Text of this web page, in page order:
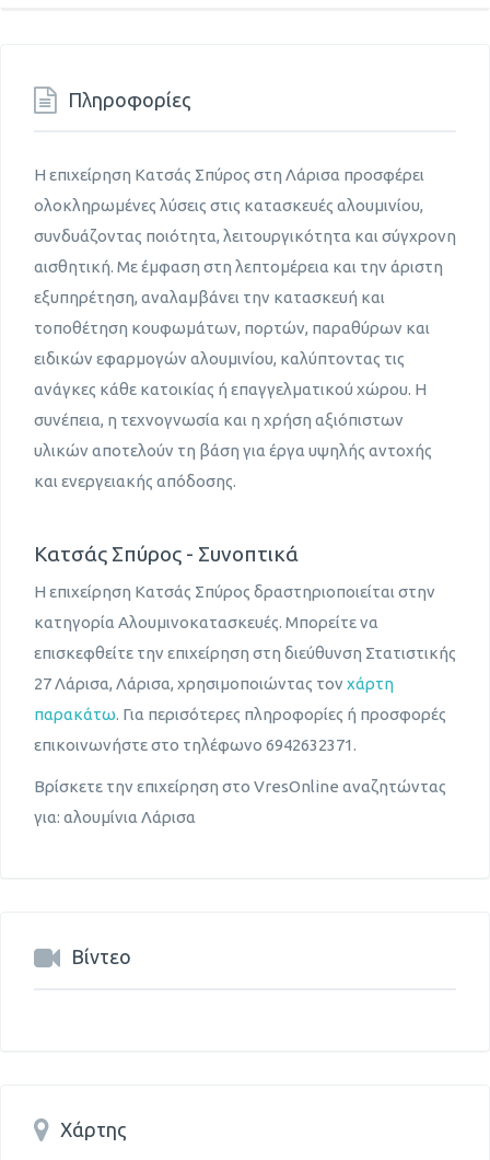
Πληροφορίες
Η επιχείρηση Κατσάς Σπύρος στη Λάρισα προσφέρει
ολοκληρωμένες λύσεις στις κατασκευές αλουμινίου,
συνδυάζοντας ποιότητα, λειτουργικότητα και σύγχρονη
αισθητική. Με έμφαση στη λεπτομέρεια και την άριστη
εξυπηρέτηση, αναλαμβάνει την κατασκευή και
τοποθέτηση κουφωμάτων, πορτών, παραθύρων και
ειδικών εφαρμογών αλουμινίου, καλύπτοντας τις
ανάγκες κάθε κατοικίας ή επαγγελματικού χώρου. Η
συνέπεια, η τεχνογνωσία και η χρήση αξιόπιστων
υλικών αποτελούν τη βάση για έργα υψηλής αντοχής
και ενεργειακής απόδοσης.
Κατσάς Σπύρος - Συνοπτικά
Η επιχείρηση Κατσάς Σπύρος δραστηριοποιείται στην
κατηγορία Αλουμινοκατασκευές. Μπορείτε να
επισκεφθείτε την επιχείρηση στη διεύθυνση Στατιστικής
27 Λάρισα, Λάρισα, χρησιμοποιώντας τον χάρτη
παρακάτω. Για περισότερες πληροφορίες ή προσφορές
επικοινωνήστε στο τηλέφωνο 6942632371.
Βρίσκετε την επιχείρηση στο VresOnline αναζητώντας
για: αλουμίνια Λάρισα
Βίντεο
Χάρτης